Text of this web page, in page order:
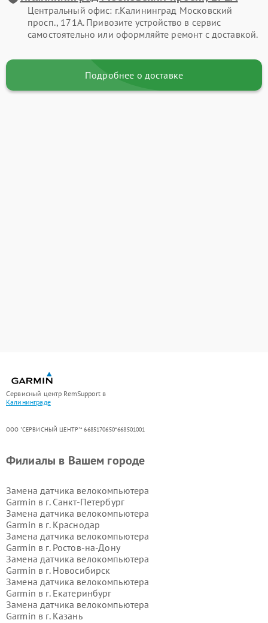
Центральный офис: г.Калининград Московский
просп., 171А. Привозите устройство в сервис
самостоятельно или оформляйте ремонт с доставкой.
Подробнее о доставке
Сервисный центр RemSupport в
Калининграде
ООО "СЕРВИСНЫЙ ЦЕНТР"* 6685170650*668501001
Филиалы в Вашем городе
Замена датчика велокомпьютера
Garmin в г. Санкт-Петербург
Замена датчика велокомпьютера
Garmin в г. Краснодар
Замена датчика велокомпьютера
Garmin в г. Ростов-на-Дону
Замена датчика велокомпьютера
Garmin в г. Новосибирск
Замена датчика велокомпьютера
Garmin в г. Екатеринбург
Замена датчика велокомпьютера
Garmin в г. Казань